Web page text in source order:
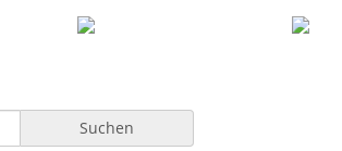
Suchen